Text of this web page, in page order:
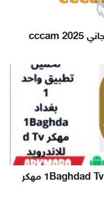
سيرفر سيسكام لمدة 48 مجاني 2025 cccam
تحميل تطبيق واحد 1 بغداد 1Baghdad Tv مهكر